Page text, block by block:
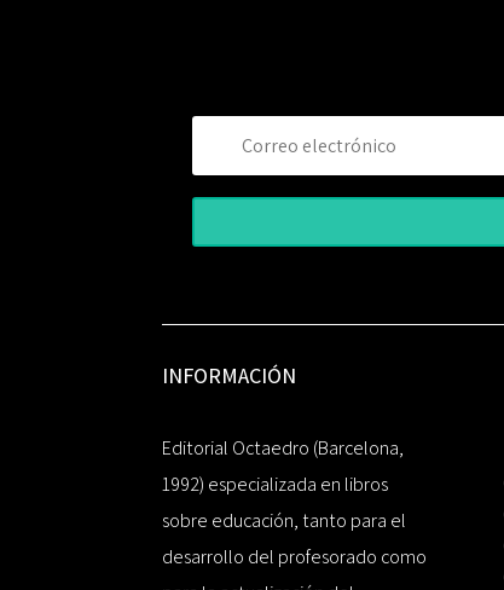
INFORMACIÓN
Editorial Octaedro (Barcelona,
1992) especializada en libros
sobre educación, tanto para el
desarrollo del profesorado como